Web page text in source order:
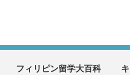
フィリピン留学大百科